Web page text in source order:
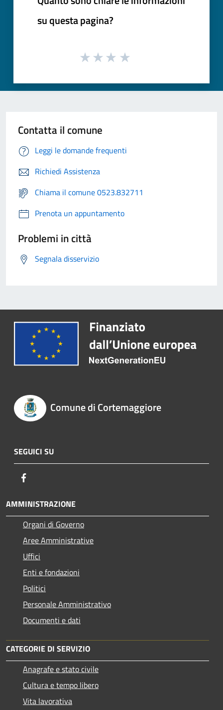
su questa pagina?
Contatta il comune
Leggi le domande frequenti
Richiedi Assistenza
Chiama il comune 0523.832711
Prenota un appuntamento
Problemi in città
Segnala disservizio
Comune di Cortemaggiore
SEGUICI SU
AMMINISTRAZIONE
Organi di Governo
Aree Amministrative
Uffici
Enti e fondazioni
Politici
Personale Amministrativo
Documenti e dati
CATEGORIE DI SERVIZIO
Anagrafe e stato civile
Cultura e tempo libero
Vita lavorativa